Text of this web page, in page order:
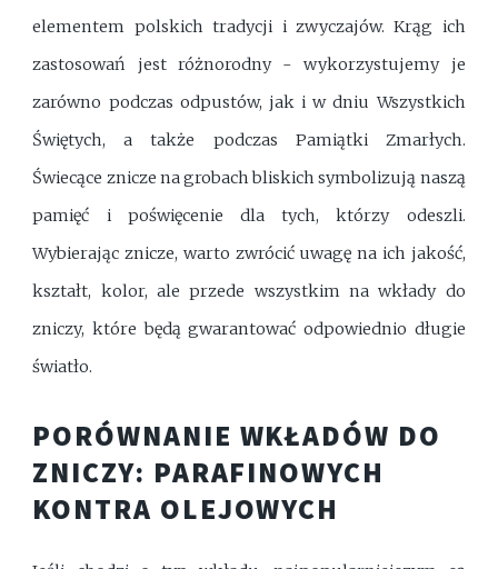
elementem polskich tradycji i zwyczajów. Krąg ich
zastosowań jest różnorodny - wykorzystujemy je
zarówno podczas odpustów, jak i w dniu Wszystkich
Świętych, a także podczas Pamiątki Zmarłych.
Świecące znicze na grobach bliskich symbolizują naszą
pamięć i poświęcenie dla tych, którzy odeszli.
Wybierając znicze, warto zwrócić uwagę na ich jakość,
kształt, kolor, ale przede wszystkim na wkłady do
zniczy, które będą gwarantować odpowiednio długie
światło.
PORÓWNANIE WKŁADÓW DO
ZNICZY: PARAFINOWYCH
KONTRA OLEJOWYCH